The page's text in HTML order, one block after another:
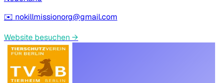
✉️ nokillmissionorg@gmail.com
Website besuchen →